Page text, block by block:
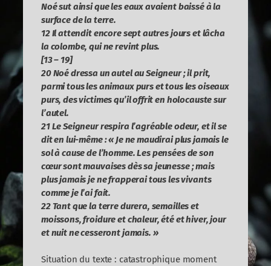
Noé sut ainsi que les eaux avaient baissé à la
surface de la terre.
12 Il attendit encore sept autres jours et lâcha
la colombe, qui ne revint plus.
[13 – 19]
20 Noé dressa un autel au Seigneur ; il prit,
parmi tous les animaux purs et tous les oiseaux
purs, des victimes qu’il offrit en holocauste sur
l’autel.
21 Le Seigneur respira l’agréable odeur, et il se
dit en lui-même : « Je ne maudirai plus jamais le
sol à cause de l’homme. Les pensées de son
cœur sont mauvaises dès sa jeunesse ; mais
plus jamais je ne frapperai tous les vivants
comme je l’ai fait.
22 Tant que la terre durera, semailles et
moissons, froidure et chaleur, été et hiver, jour
et nuit ne cesseront jamais. »
Situation du texte : catastrophique moment